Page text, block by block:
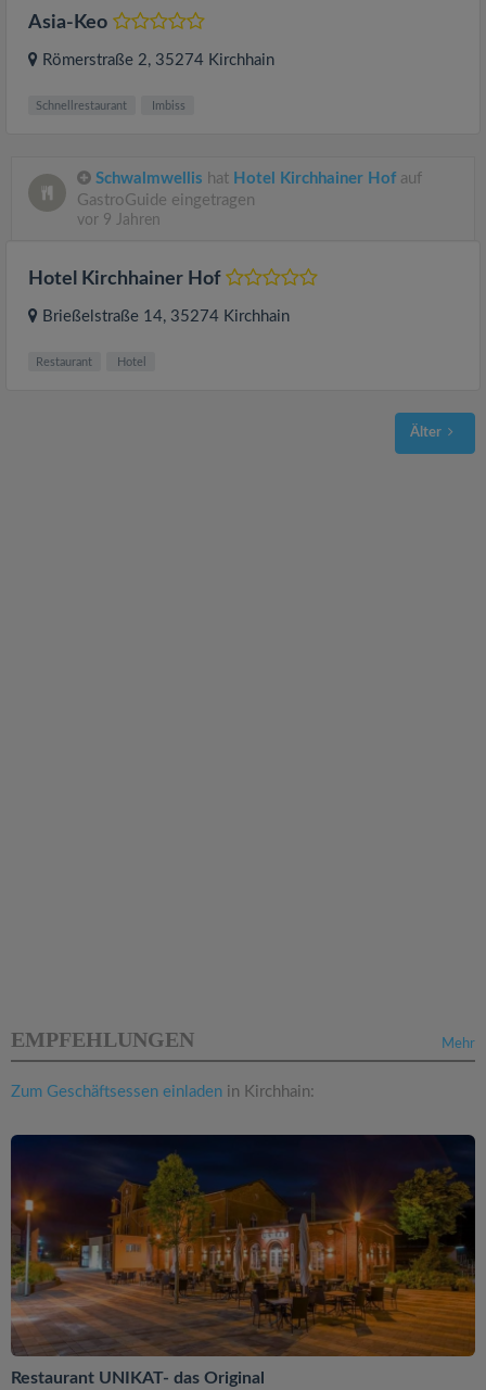
Asia-Keo
Römerstraße 2, 35274 Kirchhain
Schnellrestaurant Imbiss
Schwalmwellis hat Hotel Kirchhainer Hof auf
GastroGuide eingetragen
vor 9 Jahren
Hotel Kirchhainer Hof
Brießelstraße 14, 35274 Kirchhain
Restaurant Hotel
Älter
Mehr
EMPFEHLUNGEN
Zum Geschäftsessen einladen in Kirchhain:
Restaurant UNIKAT- das Original